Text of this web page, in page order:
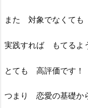
また 対象でなくても
実践すれば もてるよ
とても 高評価です！
つまり 恋愛の基礎か